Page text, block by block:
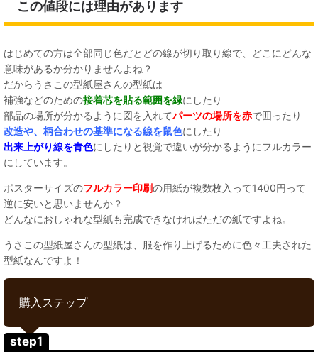
この値段には理由があります
はじめての方は全部同じ色だとどの線が切り取り線で、どこにどんな
意味があるか分かりませんよね？
だからうさこの型紙屋さんの型紙は
補強などのための接着芯を貼る範囲を緑にしたり
部品の場所が分かるように図を入れてパーツの場所を赤で囲ったり
改造や、柄合わせの基準になる線を鼠色にしたり
出来上がり線を青色にしたりと視覚で違いが分かるようにフルカラー
にしています。
ポスターサイズのフルカラー印刷の用紙が複数枚入って1400円って
逆に安いと思いませんか？
どんなにおしゃれな型紙も完成できなければただの紙ですよね。
うさこの型紙屋さんの型紙は、服を作り上げるために色々工夫された
型紙なんですよ！
購入ステップ
step1